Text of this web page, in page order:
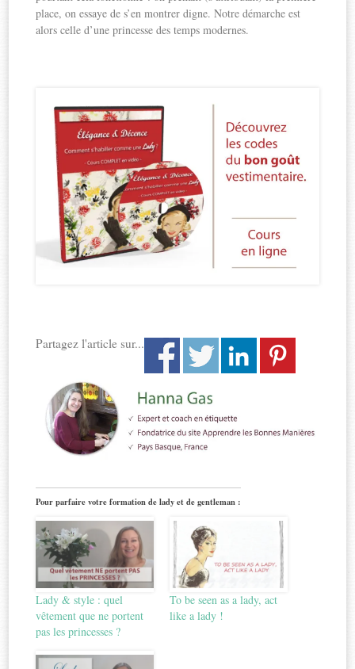
place, on essaye de s’en montrer digne. Notre démarche est
alors celle d’une princesse des temps modernes.
Partagez l'article sur...
Pour parfaire votre formation de lady et de gentleman :
Lady & style : quel
vêtement que ne portent
pas les princesses ?
To be seen as a lady, act
like a lady !